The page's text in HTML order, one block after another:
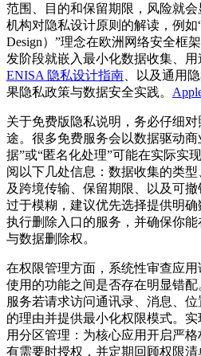
范围、目的和保留期限，风险就
机构对隐私设计原则的解读，例如
Design）”理念在欧洲网络安全框
发阶段就嵌入最小化数据收集、用
ENISA 隐私设计指南、以及通用
果隐私政策与数据安全实践。
关于免费版隐私说明，务必仔细
途。很多免费服务会以数据驱动
据”或“匿名化处理”可能在实际实
阅以下几处信息：数据收集的类
及跨境传输、保留期限、以及可
过于模糊，建议优先选择提供明
执行删除入口的服务，并确保你
与数据删除权。
在权限管理方面，系统性审查应
使用的功能之间是否存在明显错
服务若请求访问通讯录、消息、
的理由并提供最小化权限模式。
用分区管理：为核心应用开启严
有需要时授权，并定期回顾权限